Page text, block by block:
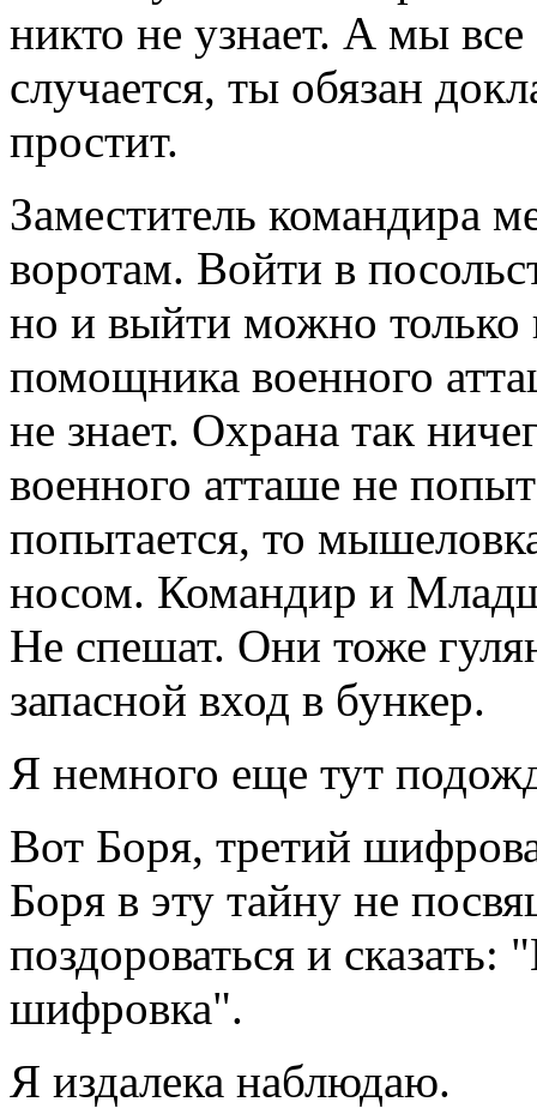
никто не узнает. А мы
случается, ты обязан
простит.
Заместитель командира
воротам. Войти в
но и выйти можно только
помощника военного
не знает. Охрана так
военного атташе не
попытается, то
носом. Командир и
Не спешат. Они тоже
запасной вход в бункер.
Я немного еще тут
Вот Боря, третий
Боря в эту тайну не
поздороваться и
шифровка".
Я издалека наблюдаю.